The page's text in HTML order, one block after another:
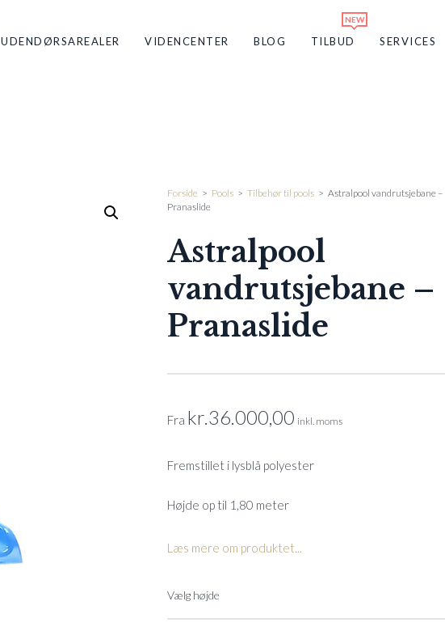
UDENDØRSAREALER VIDENCENTER BLOG TILBUD SERVICES
Forside > Pools > Tilbehør til pools > Astralpool vandrutsjebane –
Pranaslide
Astralpool
vandrutsjebane –
Pranaslide
Fra kr.36.000,00 inkl. moms
Fremstillet i lysblå polyester
Højde op til 1,80 meter
Læs mere om produktet...